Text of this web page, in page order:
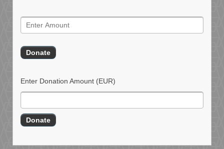
Enter Donation Amount (EUR)